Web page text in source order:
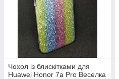
Чохол із блискітками для
Huawei Honor 7a Pro Веселка